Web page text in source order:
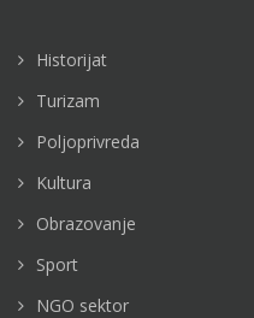
Historijat
Turizam
Poljoprivreda
Kultura
Obrazovanje
Sport
NGO sektor